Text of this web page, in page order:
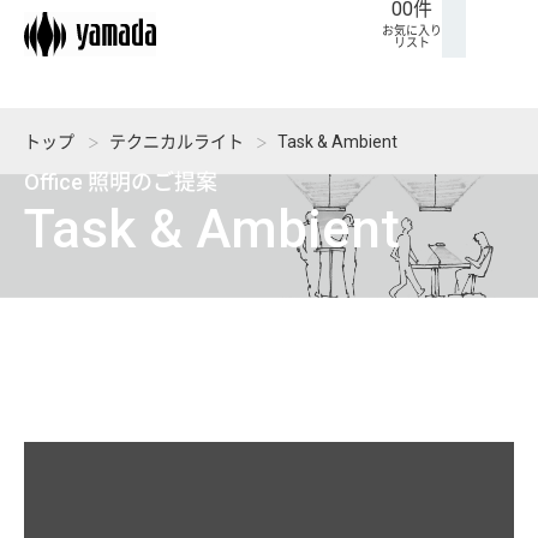
トップ テクニカルライト Task & Ambient
に
入
ト
00件
お気に入り
リスト
Office 照明のご提案
Task & Ambient